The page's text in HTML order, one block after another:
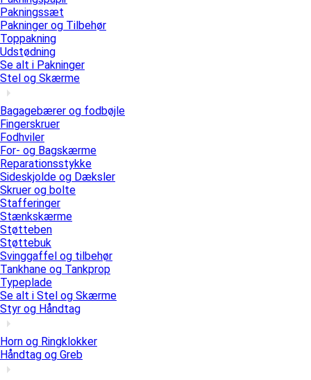
Pakningssæt
Pakninger og Tilbehør
Toppakning
Udstødning
Se alt i Pakninger
Stel og Skærme
Bagagebærer og fodbøjle
Fingerskruer
Fodhviler
For- og Bagskærme
Reparationsstykke
Sideskjolde og Dæksler
Skruer og bolte
Stafferinger
Stænkskærme
Støtteben
Støttebuk
Svinggaffel og tilbehør
Tankhane og Tankprop
Typeplade
Se alt i Stel og Skærme
Styr og Håndtag
Horn og Ringklokker
Håndtag og Greb